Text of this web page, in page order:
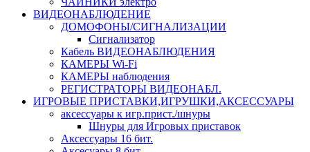
ВИДЕОНАБЛЮДЕНИЕ
ДОМОФОНЫ/СИГНАЛИЗАЦИИ
Сигнализатор
Кабель ВИДЕОНАБЛЮДЕНИЯ
КАМЕРЫ Wi-Fi
КАМЕРЫ наблюдения
РЕГИСТРАТОРЫ ВИДЕОНАБЛ.
ИГРОВЫЕ ПРИСТАВКИ,ИГРУШКИ,АКСЕССУАРЫ
аксесcуары к игр.прист./шнуры
Шнуры для Игровых приставок
Аксессуары 16 бит.